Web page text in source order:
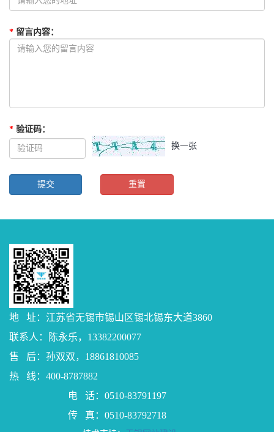
* 留言内容：
* 验证码：
换一张
地 址：江苏省无锡市锡山区锡北锡东大道3860
联系人：陈永乐，13382200077
售 后：孙双双，18861810085
热 线：400-8787882
电 话：0510-83791197
传 真：0510-83792718